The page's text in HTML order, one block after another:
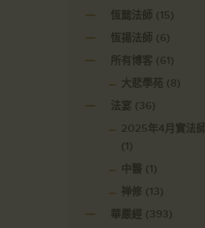
恆懿法師 (15)
恆揚法師 (6)
所有博客 (61)
大悲學苑 (8)
法宴 (36)
2025年4月實法
(1)
中醫 (1)
禅修 (13)
華嚴經 (393)